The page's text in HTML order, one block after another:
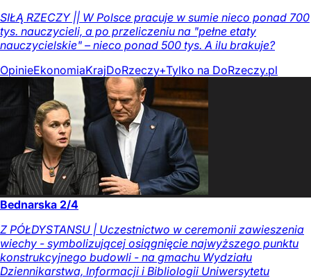
SIŁĄ RZECZY || W Polsce pracuje w sumie nieco ponad 700
tys. nauczycieli, a po przeliczeniu na "pełne etaty
nauczycielskie" – nieco ponad 500 tys. A ilu brakuje?
OpinieEkonomiaKrajDoRzeczy+Tylko na DoRzeczy.pl
Bednarska 2/4
Z PÓŁDYSTANSU | Uczestnictwo w ceremonii zawieszenia
wiechy - symbolizującej osiągnięcie najwyższego punktu
konstrukcyjnego budowli - na gmachu Wydziału
Dziennikarstwa, Informacji i Bibliologii Uniwersytetu